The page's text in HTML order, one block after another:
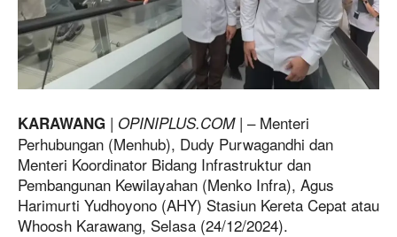
KARAWANG | OPINIPLUS.COM| – Menteri
Perhubungan (Menhub), Dudy Purwagandhi dan
Menteri Koordinator Bidang Infrastruktur dan
Pembangunan Kewilayahan (Menko Infra), Agus
Harimurti Yudhoyono (AHY) Stasiun Kereta Cepat atau
Whoosh Karawang, Selasa (24/12/2024).